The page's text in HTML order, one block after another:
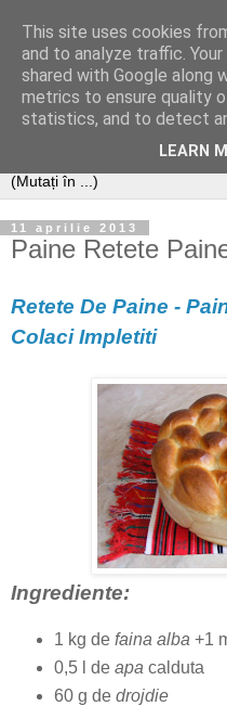
11 aprilie 2013
Paine Retete
Retete De Paine -
Colaci Impletiti
Ingrediente:
1 kg de faina alba +1
0,5 l de apa calduta
60 g de drojdie
This site uses cookies
and to analyze traffic.
shared with Google along
metrics to ensure quality
statistics, and to detect
LEARN